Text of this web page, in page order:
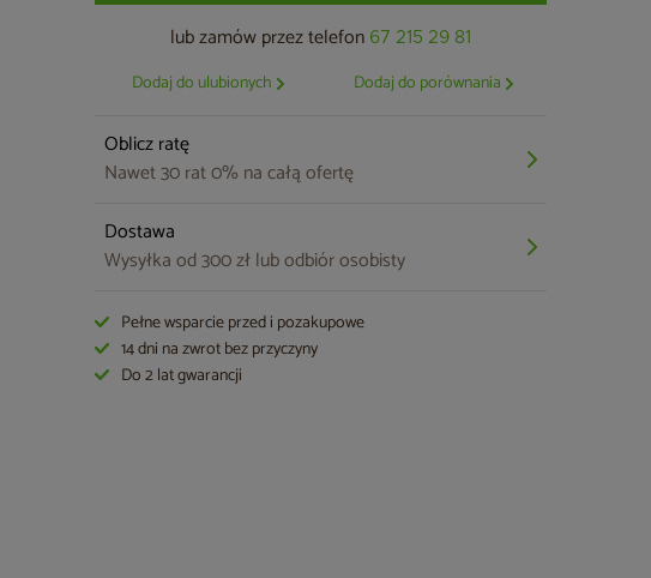
lub zamów przez telefon 67 215 29 81
Dodaj do ulubionych Dodaj do porównania
Oblicz ratę
Nawet 30 rat 0% na całą ofertę
Dostawa
Wysyłka od 300 zł lub odbiór osobisty
Pełne wsparcie przed i pozakupowe
14 dni na zwrot bez przyczyny
Do 2 lat gwarancji